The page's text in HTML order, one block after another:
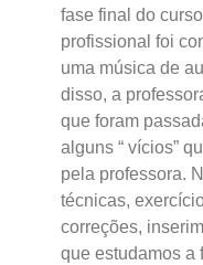
fase final do
profissional foi
uma música de
disso, a
que foram
alguns “ vícios”
pela professora.
técnicas,
correções,
que estudamos a